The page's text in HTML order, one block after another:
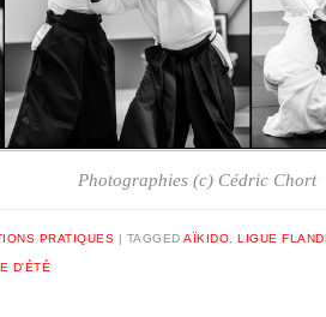
Photographies (c) Cédric Chort
PRATIQUES | TAGGEDAÏKIDO ,LIGUE
D'ÉTÉ